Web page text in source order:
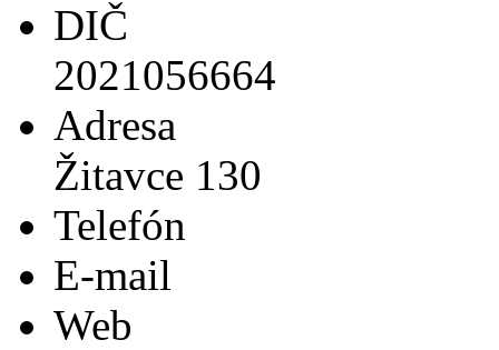
DIČ
2021056664
Adresa
Žitavce 130
Telefón
E-mail
Web